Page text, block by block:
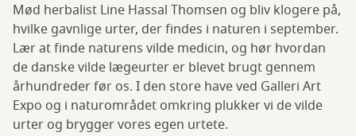
Mød herbalist Line Hassal Thomsen og bliv klogere på,
hvilke gavnlige urter, der findes i naturen i september.
Lær at finde naturens vilde medicin, og hør hvordan
de danske vilde lægeurter er blevet brugt gennem
århundreder før os. I den store have ved Galleri Art
Expo og i naturområdet omkring plukker vi de vilde
urter og brygger vores egen urtete.